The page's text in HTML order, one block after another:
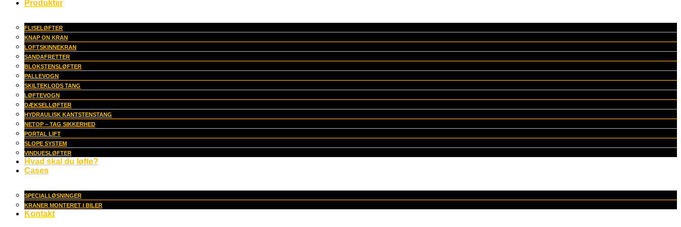
Produkter
FLISELØFTER
KNAP ON KRAN
LOFTSKINNEKRAN
SANDAFRETTER
BLOKSTENSLØFTER
PALLEVOGN
SKILTEKLODS TANG
LØFTEVOGN
DÆKSELLØFTER
HYDRAULISK KANTSTENSTANG
NETOP – TAG SIKKERHED
PORTAL LIFT
SLOPE SYSTEM
VINDUESLØFTER
Hvad skal du løfte?
Cases
SPECIALLØSNINGER
KRANER MONTERET I BILER
Kontakt